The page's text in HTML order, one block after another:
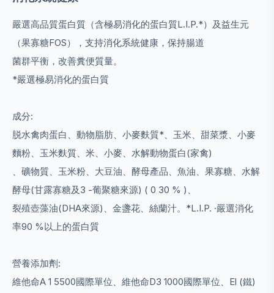
嚴選高品質蛋白質（含極易消化的蛋白質L.I.P.*）及益生元
（果寡糖FOS），支持消化系統健康，保持腸道
菌群平衡，改善糞便質量。
*嚴選極易消化的蛋白質
成分:
脱水禽肉蛋白、動物脂肪、小麥麩質*、玉米、甜菜漿、小麥
麵粉、玉米麩質、米、小麥、水解動物蛋白(家禽)
、礦物質、玉米粉、大豆油、酵母產品、魚油、果寡糖、水解
酵母(甘露寡糖及3 -葡聚糖來源) ( 0 30 % )、
裂殖壺藻油(DHA來源)、金盞花、絲蘭汁。*L.I.P. ·嚴選消化
率90 %以上的蛋白質
營養添加劑:
維他命A 1 5500國際單位、維他命D3 1000國際單位、El (鐵)